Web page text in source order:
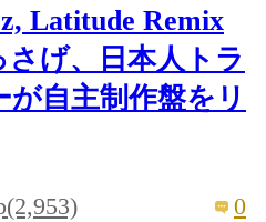
Latitude Remix
さげ、日本人トラ
が自主制作盤をリ
0